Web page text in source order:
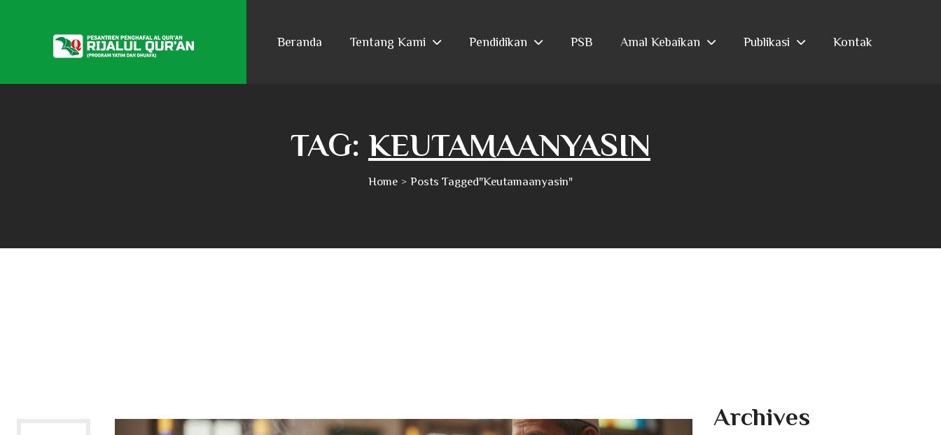
Beranda Tentang Kami Pendidikan PSB Amal Kebaikan Publikasi Kontak
TAG: KEUTAMAANYASIN
Home Posts Tagged"keutamaanyasin"
Archives